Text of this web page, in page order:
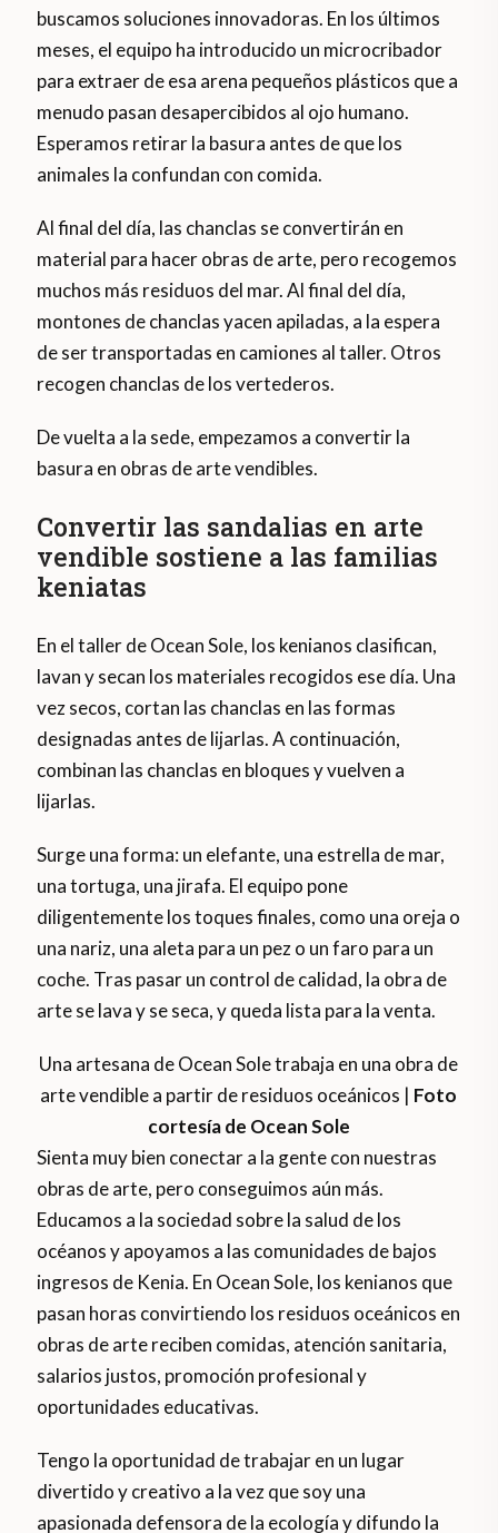
buscamos soluciones innovadoras. En los últimos
meses, el equipo ha introducido un microcribador
para extraer de esa arena pequeños plásticos que a
menudo pasan desapercibidos al ojo humano.
Esperamos retirar la basura antes de que los
animales la confundan con comida.
Al final del día, las chanclas se convertirán en
material para hacer obras de arte, pero recogemos
muchos más residuos del mar. Al final del día,
montones de chanclas yacen apiladas, a la espera
de ser transportadas en camiones al taller. Otros
recogen chanclas de los vertederos.
De vuelta a la sede, empezamos a convertir la
basura en obras de arte vendibles.
Convertir las sandalias en arte
vendible sostiene a las familias
keniatas
En el taller de Ocean Sole, los kenianos clasifican,
lavan y secan los materiales recogidos ese día. Una
vez secos, cortan las chanclas en las formas
designadas antes de lijarlas. A continuación,
combinan las chanclas en bloques y vuelven a
lijarlas.
Surge una forma: un elefante, una estrella de mar,
una tortuga, una jirafa. El equipo pone
diligentemente los toques finales, como una oreja o
una nariz, una aleta para un pez o un faro para un
coche. Tras pasar un control de calidad, la obra de
arte se lava y se seca, y queda lista para la venta.
Una artesana de Ocean Sole trabaja en una obra de
arte vendible a partir de residuos oceánicos | Foto
cortesía de Ocean Sole
Sienta muy bien conectar a la gente con nuestras
obras de arte, pero conseguimos aún más.
Educamos a la sociedad sobre la salud de los
océanos y apoyamos a las comunidades de bajos
ingresos de Kenia. En Ocean Sole, los kenianos que
pasan horas convirtiendo los residuos oceánicos en
obras de arte reciben comidas, atención sanitaria,
salarios justos, promoción profesional y
oportunidades educativas.
Tengo la oportunidad de trabajar en un lugar
divertido y creativo a la vez que soy una
apasionada defensora de la ecología y difundo la